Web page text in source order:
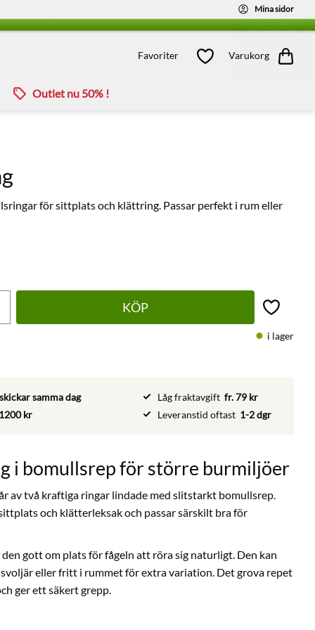
Mina sidor
Favoriter Varukorg
Favoriter
Kundvagn
Outlet nu 50% !
för sittplats och klättring. Passar perfekt i rum eller
KÖP Lägg till
i lager
samma dag Låg fraktavgift fr. 79 kr
1200 kr Leveranstid oftast 1-2 dgr
i bomullsrep för större burmiljöer
av två kraftiga ringar lindade med slitstarkt bomullsrep.
och klätterleksak och passar särskilt bra för
den gott om plats för fågeln att röra sig naturligt. Den kan
eller fritt i rummet för extra variation. Det grova repet
ger ett säkert grepp.